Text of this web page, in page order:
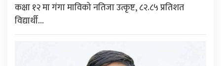
कक्षा १२ मा गंगा माविको नतिजा उत्कृष्ट, ८२.८५ प्रतिशत
विद्यार्थी…